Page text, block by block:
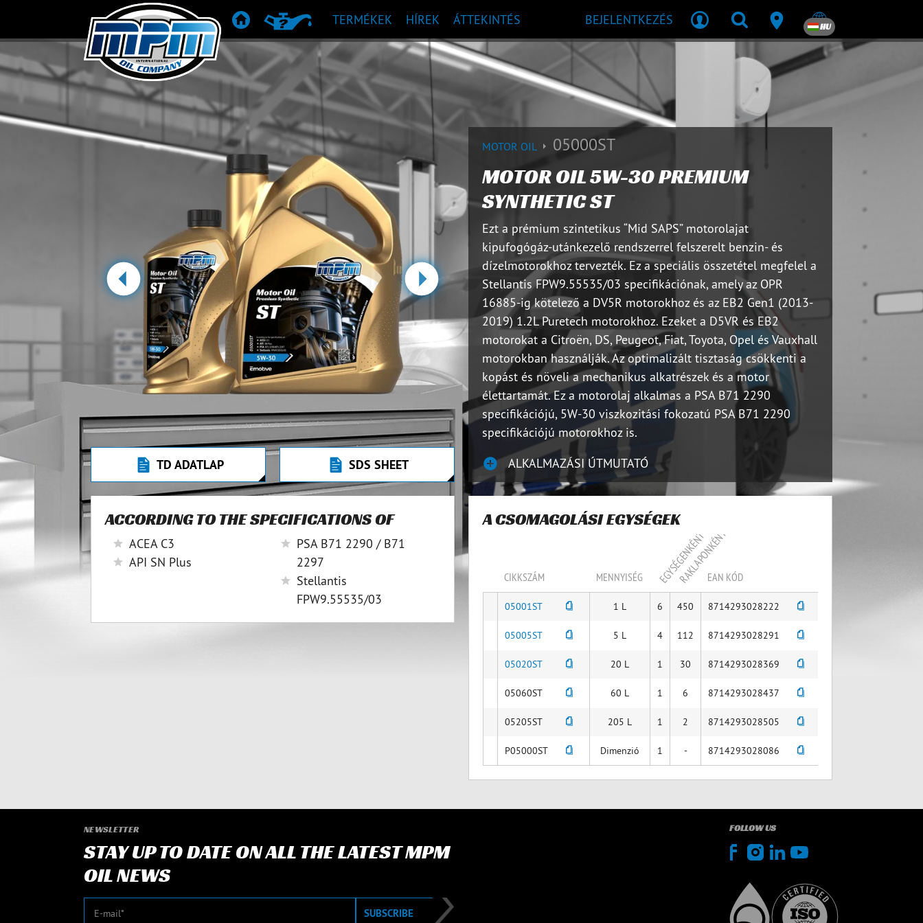
KEZDŐLAPTERMÉK AJÁNLÁS
TERMÉKEK HÍREK ÁTTEKINTÉS BEJELENTKEZÉS HU
Előző Tovább
TD ADATLAP SDS SHEET
MOTOR OIL 05000ST
MOTOR OIL 5W-30 PREMIUM
SYNTHETIC ST
Ezt a prémium szintetikus “Mid SAPS” motorolajat
kipufogógáz-utánkezelő rendszerrel felszerelt benzin- és
dízelmotorokhoz tervezték. Ez a speciális összetétel megfelel a
Stellantis FPW9.55535/03 specifikációnak, amely az OPR
16885-ig kötelező a DV5R motorokhoz és az EB2 Gen1 (2013-
2019) 1.2L Puretech motorokhoz. Ezeket a D5VR és EB2
motorokat a Citroën, DS, Peugeot, Fiat, Toyota, Opel és Vauxhall
motorokban használják. Az optimalizált tisztaság csökkenti a
kopást és növeli a mechanikus alkatrészek és a motor
élettartamát. Ez a motorolaj alkalmas a PSA B71 2290
specifikációjú, 5W-30 viszkozitási fokozatú PSA B71 2290
specifikációjú motorokhoz is.
ALKALMAZÁSI ÚTMUTATÓ
ACCORDING TO THE SPECIFICATIONS OF
ACEA C3
API SN Plus
PSA B71 2290 / B71
2297
Stellantis
FPW9.55535/03
A CSOMAGOLÁSI EGYSÉGEK
CIKKSZÁM MENNYISÉG EGYSÉGENKÉNT
RAKLAPONKÉNTEAN KÓD
05001ST 1 L 6 450 8714293028222
05005ST 5 L 4 112 8714293028291
05020ST 20 L 1 30 8714293028369
05060ST 60 L 1 6 8714293028437
05205ST 205 L 1 2 8714293028505
P05000ST Dimenzió 1 - 8714293028086
NEWSLETTER
STAY UP TO DATE ON ALL THE LATEST MPM
OIL NEWS
E-mail SUBSCRIBE
FOLLOW US